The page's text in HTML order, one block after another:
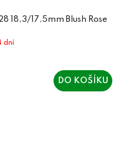
18,3/17,5mm Blush Rose
dní
DO KOŠÍKU